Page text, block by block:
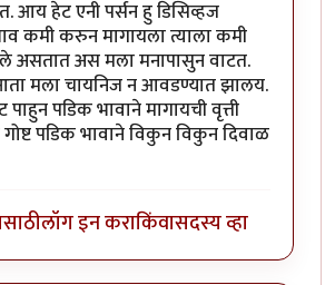
आय हेट एनी पर्सन हु डिसिव्हज
कमी करुन मागायला त्याला कमी
असतात अस मला मनापासुन वाटत.
मला चायनिज न आवडण्यात झालय.
पडिक भावाने मागायची वृत्ती
पडिक भावाने विकुन विकुन दिवाळ
लॉग इन कराकिंवासदस्य व्हा